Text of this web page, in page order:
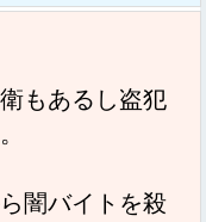
もあるし盗犯
闇バイトを殺